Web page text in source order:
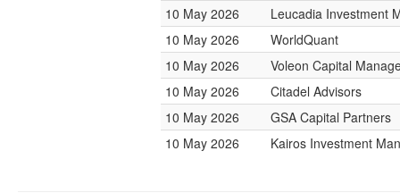
10 May 2026
Leucadia Investment
10 May 2026
WorldQuant
10 May 2026
Voleon Capital
10 May 2026
Citadel Advisors
10 May 2026
GSA Capital Partners
10 May 2026
Kairos Investment